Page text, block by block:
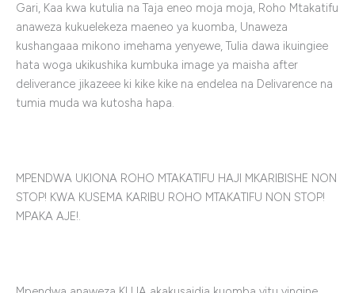
Gari, Kaa kwa kutulia na Taja eneo moja moja, Roho Mtakatifu
anaweza kukuelekeza maeneo ya kuomba, Unaweza
kushangaaa mikono imehama yenyewe, Tulia dawa ikuingiee
hata woga ukikushika kumbuka image ya maisha after
deliverance jikazeee ki kike kike na endelea na Delivarence na
tumia muda wa kutosha hapa.
MPENDWA UKIONA ROHO MTAKATIFU HAJI MKARIBISHE NON
STOP! KWA KUSEMA KARIBU ROHO MTAKATIFU NON STOP!
MPAKA AJE!.